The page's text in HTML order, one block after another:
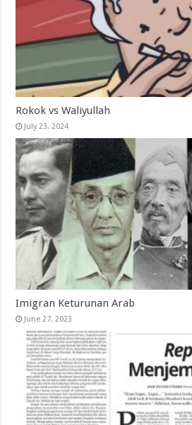
Rokok vs Waliyullah
July 23, 2024
Imigran Keturunan Arab
June 27, 2023